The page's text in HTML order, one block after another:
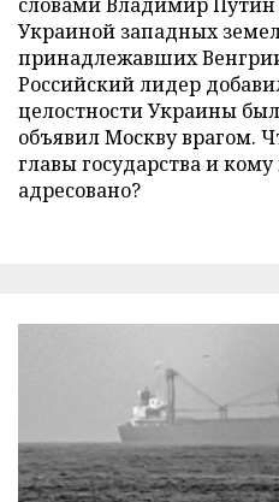
Украиной западных
принадлежавших
Российский лидер
целостности Украины
объявил Москву врагом.
главы государства и
адресовано?